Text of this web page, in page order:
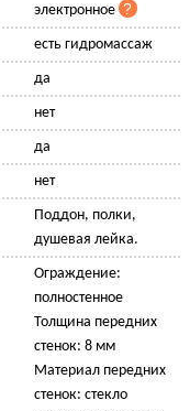
электронное
есть гидромассаж
да
нет
да
нет
Поддон, полки,
душевая лейка.
Ограждение:
полностенное
Толщина передних
стенок: 8 мм
Материал передних
стенок: стекло